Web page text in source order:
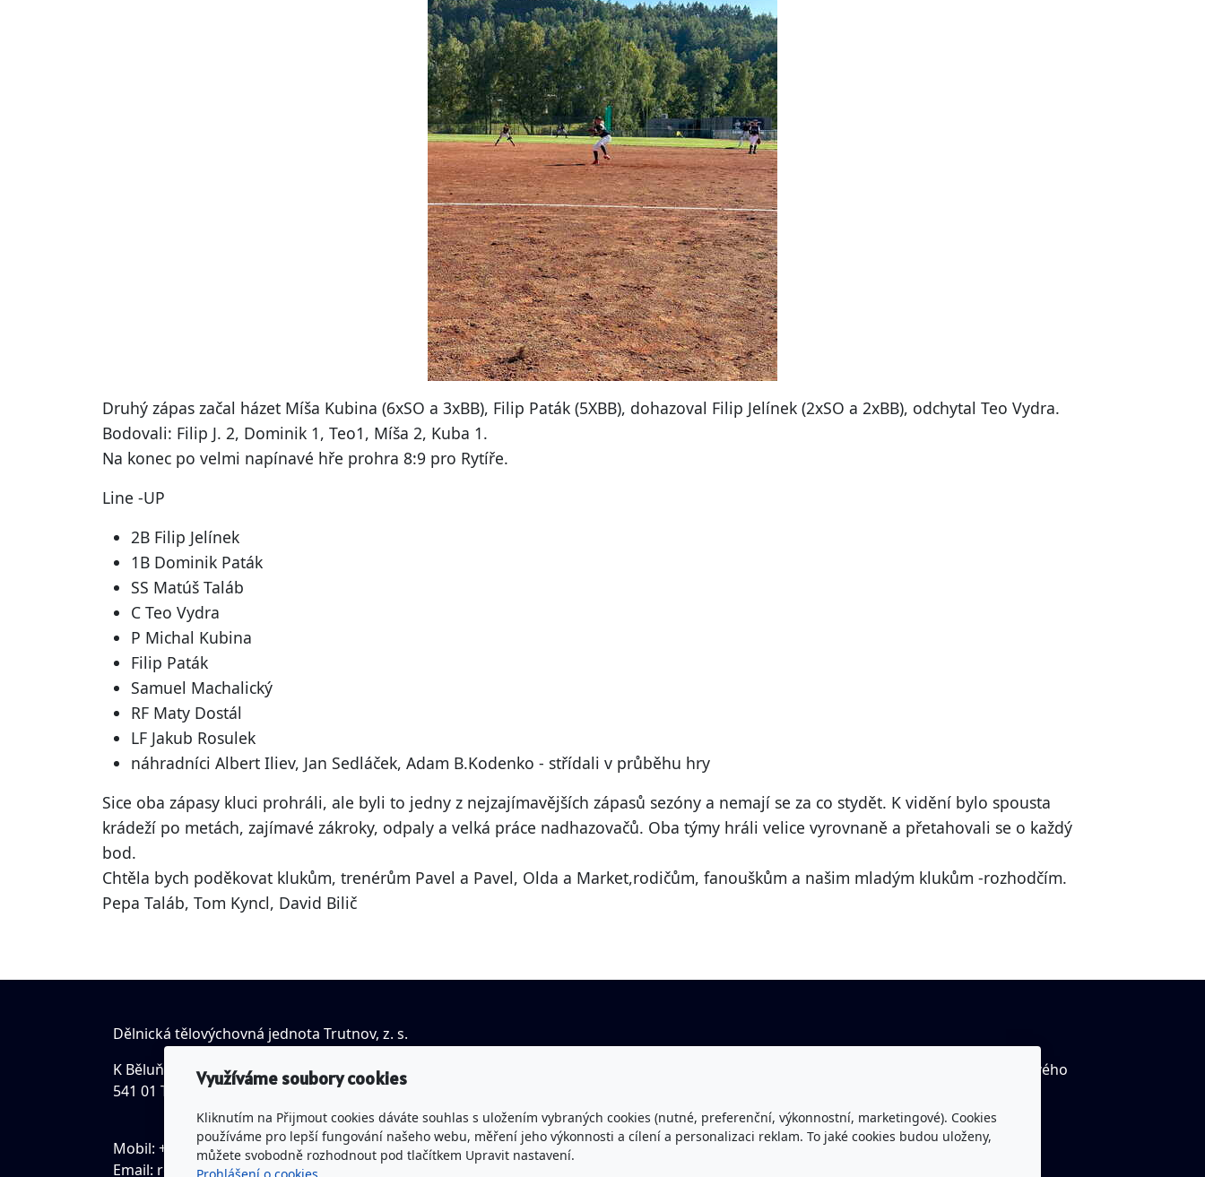
Druhý zápas začal házet Míša Kubina (6xSO a 3xBB), Filip Paták (5XBB), dohazoval Filip Jelínek (2xSO a 2xBB), odchytal Teo Vydra.
Bodovali: Filip J. 2, Dominik 1, Teo1, Míša 2, Kuba 1.
Na konec po velmi napínavé hře prohra 8:9 pro Rytíře.
Line -UP
2B Filip Jelínek
1B Dominik Paták
SS Matúš Taláb
C Teo Vydra
P Michal Kubina
Filip Paták
Samuel Machalický
RF Maty Dostál
LF Jakub Rosulek
náhradníci Albert Iliev, Jan Sedláček, Adam B.Kodenko - střídali v průběhu hry
Sice oba zápasy kluci prohráli, ale byli to jedny z nejzajímavějších zápasů sezóny a nemají se za co stydět. K vidění bylo spousta
krádeží po metách, zajímavé zákroky, odpaly a velká práce nadhazovačů. Oba týmy hráli velice vyrovnaně a přetahovali se o každý
bod.
Chtěla bych poděkovat klukům, trenérům Pavel a Pavel, Olda a Market,rodičům, fanouškům a našim mladým klukům -rozhodčím.
Pepa Taláb, Tom Kyncl, David Bilič
Dělnická tělovýchovná jednota Trutnov, z. s.
K Běluňce 18, Studenec
541 01 Trutnov
Mobil: +420 731 552 537
Email: romanklempir@seznam.cz
u Krajského soudu v Hradci Králové
Bankovní spojení: Česká spořitelna a.s.
Youtube kanál Rytíři Trutnov včetně živého
Facebook Rytíři Trutnov
Využíváme soubory cookies
Kliknutím na Přijmout cookies dáváte souhlas s uložením vybraných cookies (nutné, preferenční, výkonnostní, marketingové). Cookies
používáme pro lepší fungování našeho webu, měření jeho výkonnosti a cílení a personalizaci reklam. To jaké cookies budou uloženy,
můžete svobodně rozhodnout pod tlačítkem Upravit nastavení.